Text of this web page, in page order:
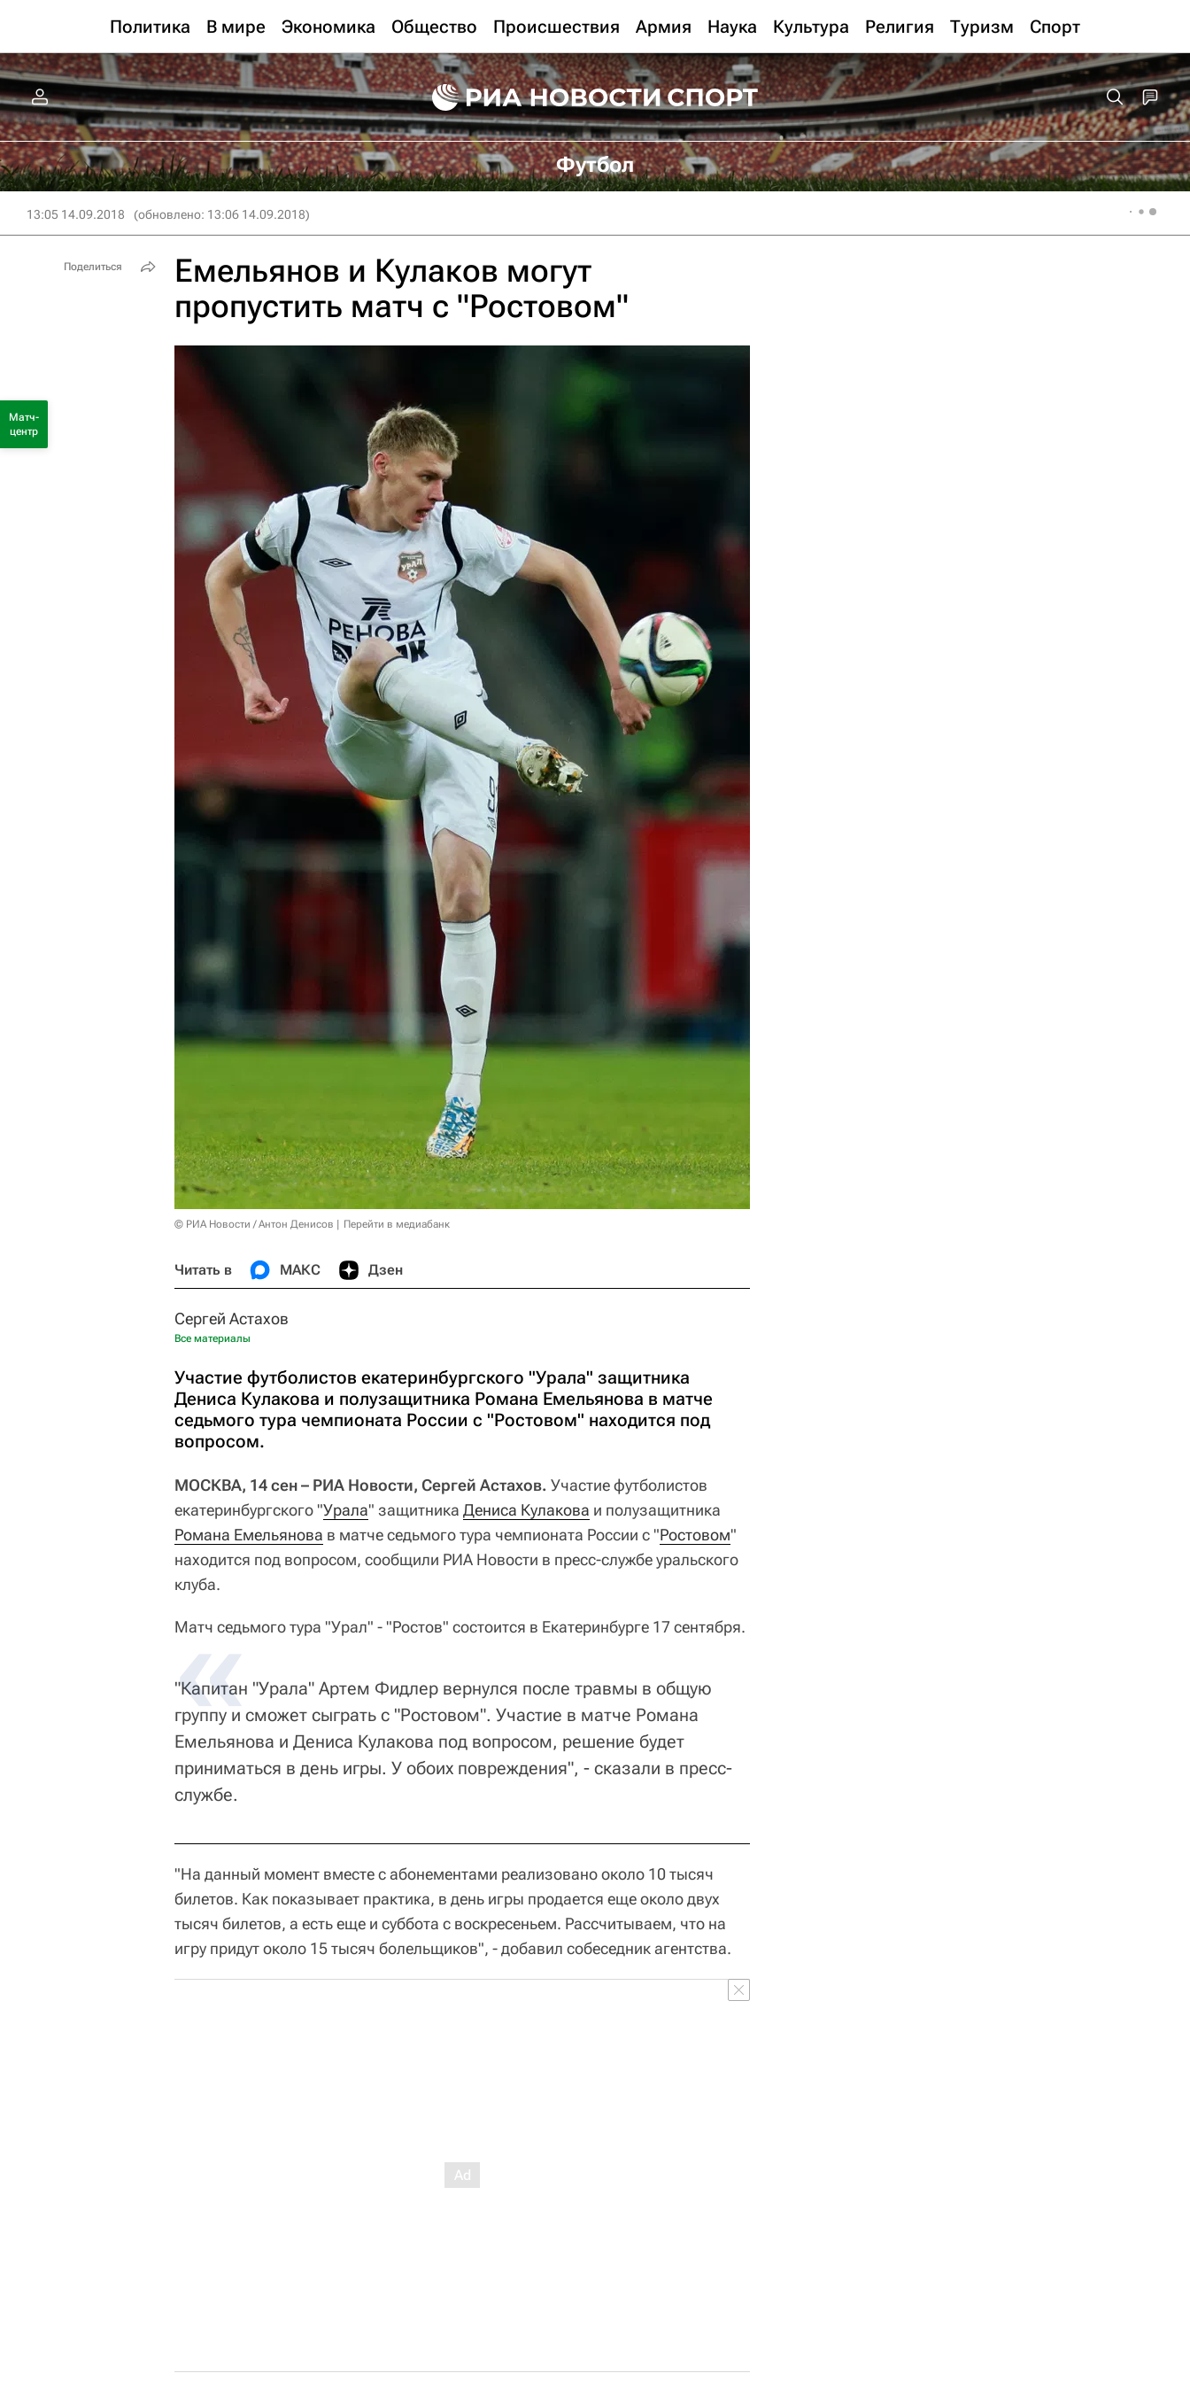
Политика В мире Экономика Общество Происшествия Армия Наука Культура Религия Туризм Спорт
Футбол
13:05 14.09.2018 (обновлено: 13:06 14.09.2018)
Емельянов и Кулаков могут
пропустить матч с "Ростовом"
© РИА Новости / Антон Денисов Перейти в медиабанк
Читать в МАКС Дзен
Сергей Астахов
Все материалы
Участие футболистов екатеринбургского "Урала" защитника
Дениса Кулакова и полузащитника Романа Емельянова в матче
седьмого тура чемпионата России с "Ростовом" находится под
вопросом.
МОСКВА, 14 сен – РИА Новости, Сергей Астахов. Участие футболистов
екатеринбургского "Урала" защитника Дениса Кулакова и полузащитника
Романа Емельянова в матче седьмого тура чемпионата России с "Ростовом"
находится под вопросом, сообщили РИА Новости в пресс-службе уральского
клуба.
Матч седьмого тура "Урал" - "Ростов" состоится в Екатеринбурге 17 сентября.
"Капитан "Урала" Артем Фидлер вернулся после травмы в общую
группу и сможет сыграть с "Ростовом". Участие в матче Романа
Емельянова и Дениса Кулакова под вопросом, решение будет
приниматься в день игры. У обоих повреждения", - сказали в пресс-
службе.
"На данный момент вместе с абонементами реализовано около 10 тысяч
билетов. Как показывает практика, в день игры продается еще около двух
тысяч билетов, а есть еще и суббота с воскресеньем. Рассчитываем, что на
игру придут около 15 тысяч болельщиков", - добавил собеседник агентства.
Поделиться
Матч-
центр